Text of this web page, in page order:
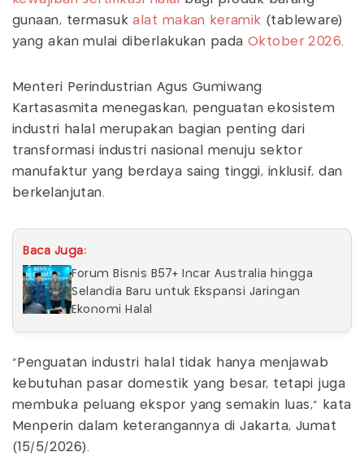
gunaan, termasukalat makan keramik (tableware)
yang akan mulai diberlakukan pada Oktober 2026.
Menteri Perindustrian Agus Gumiwang
Kartasasmita menegaskan, penguatan ekosistem
industri halal merupakan bagian penting dari
transformasi industri nasional menuju sektor
manufaktur yang berdaya saing tinggi, inklusif, dan
berkelanjutan.
Baca Juga:
Forum Bisnis B57+ Incar Australia hingga
Selandia Baru untuk Ekspansi Jaringan
Ekonomi Halal
“Penguatan industri halal tidak hanya menjawab
kebutuhan pasar domestik yang besar, tetapi juga
membuka peluang ekspor yang semakin luas,” kata
Menperin dalam keterangannya di Jakarta, Jumat
(15/5/2026).